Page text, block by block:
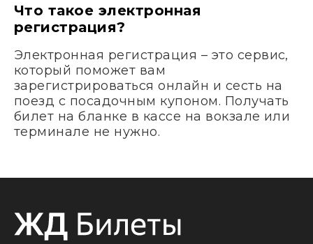
Что такое электронная
регистрация?
Электронная регистрация – это сервис,
который поможет вам
зарегистрироваться онлайн и сесть на
поезд с посадочным купоном. Получать
билет на бланке в кассе на вокзале или
терминале не нужно.